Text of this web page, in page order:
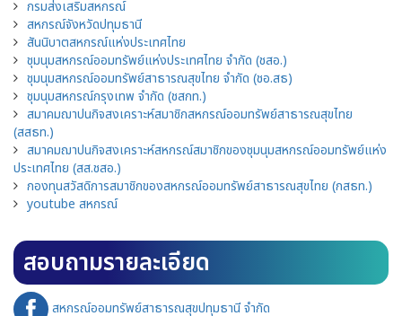
กรมส่งเสริมสหกรณ์
สหกรณ์จังหวัดปทุมธานี
สันนิบาตสหกรณ์แห่งประเทศไทย
ชุมนุมสหกรณ์ออมทรัพย์แห่งประเทศไทย จำกัด (ชสอ.)
ชุมนุมสหกรณ์ออมทรัพย์สาธารณสุขไทย จำกัด (ชอ.สธ)
ชุมนุมสหกรณ์กรุงเทพ จำกัด (ชสกท.)
สมาคมฌาปนกิจสงเคราะห์สมาชิกสหกรณ์ออมทรัพย์สาธารณสุขไทย
(สสธท.)
สมาคมฌาปนกิจสงเคราะห์สหกรณ์สมาชิกของชุมนุมสหกรณ์ออมทรัพย์แห่ง
ประเทศไทย (สส.ชสอ.)
กองทุนสวัสดิการสมาชิกของสหกรณ์ออมทรัพย์สาธารณสุขไทย (กสธท.)
youtube สหกรณ์
สอบถามรายละเอียด
สหกรณ์ออมทรัพย์สาธารณสุขปทุมธานี จำกัด